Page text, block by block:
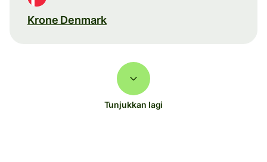
Krone Denmark
Tunjukkan lagi